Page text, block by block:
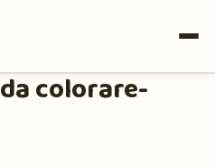
colorare-